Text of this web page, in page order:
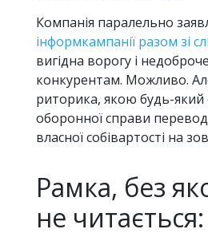
Компанія паралельно
інформкампанії разом зі
вигідна ворогу і
конкурентам. Можливо.
риторика, якою будь-який
оборонної справи
власної собівартості на
Рамка, без
не